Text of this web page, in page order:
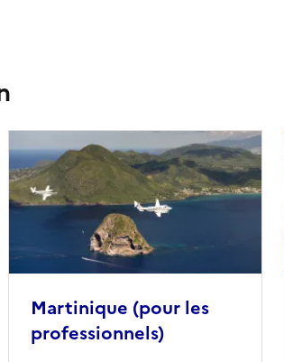
Martinique (pour les
professionnels)
principale